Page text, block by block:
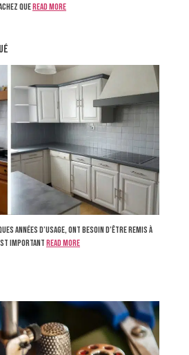
queRead more
années d’usage, ont besoin d’être remis à
importantRead more